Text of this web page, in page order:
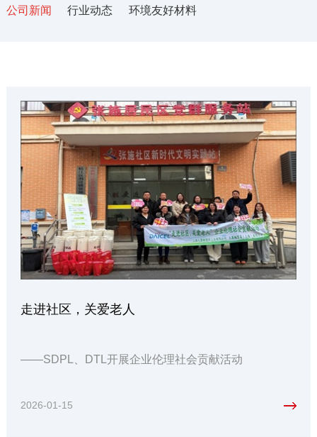
公司新闻 行业动态 环境友好材料
走进社区，关爱老人
——SDPL、DTL开展企业伦理社会贡献活动
2026-01-15